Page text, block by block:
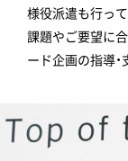
様役派遣も行っ
課題やご要望に
ード企画の指導・